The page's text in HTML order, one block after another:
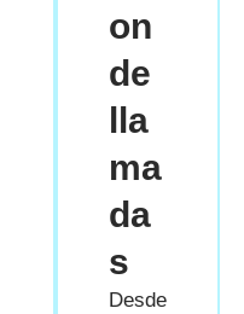
on
de
lla
ma
da
s
Desde